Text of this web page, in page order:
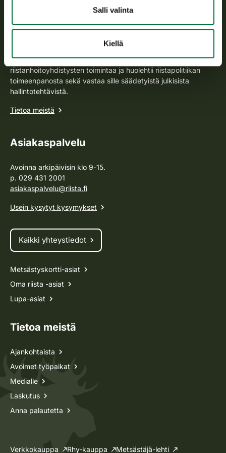
Salli valinta
Kiellä
Suomen riistakeskus
Suomen riistakeskus edistää kestävää riistataloutta, tukee
riistanhoitoyhdistysten toimintaa ja huolehtii riistapolitiikan
toimeenpanosta sekä vastaa sille säädetyistä julkisista
hallintotehtävistä.
Tietoa meistä
Asiakaspalvelu
Avoinna arkipäivisin klo 9-15.
p. 029 431 2001
asiakaspalvelu@riista.fi
Usein kysytyt kysymykset
Kaikki yhteystiedot
Metsästyskortti-asiat
Oma riista -asiat
Lupa-asiat
Tietoa meistä
Ajankohtaista
Avoimet työpaikat
Medialle
Laskutus
Anna palautetta
Verkkokauppa Rhy-kauppa Metsästäjä-lehti